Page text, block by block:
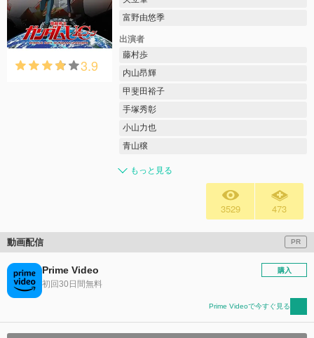
3.9
富野由悠季
出演者
藤村歩
内山昂輝
甲斐田裕子
手塚秀彰
小山力也
青山穣
もっと見る
3529 473
動画配信 PR
Prime Video
初回30日間無料
購入
Prime Videoで今すぐ見る